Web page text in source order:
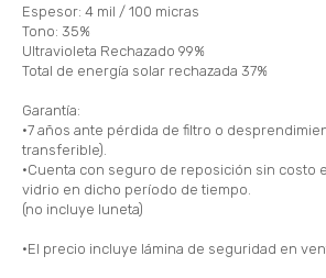
Espesor: 4 mil / 100 micras
Tono: 35%
Ultravioleta Rechazado 99%
Total de energía solar rechazada 37%
Garantía:
•7 años ante pérdida de filtro o
transferible).
•Cuenta con seguro de reposición sin costo
vidrio en dicho período de tiempo.
(no incluye luneta)
•El precio incluye lámina de seguridad en